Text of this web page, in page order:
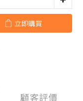
立即購買
顧客評價